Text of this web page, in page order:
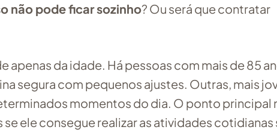
não pode ficar sozinho? Ou será que contratar
apenas da idade. Há pessoas com mais de 85
segura com pequenos ajustes. Outras, mais
momentos do dia. O ponto principal
ele consegue realizar as atividades cotidianas